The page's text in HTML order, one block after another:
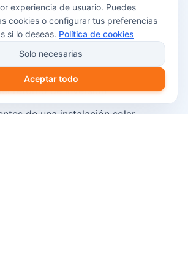
el autoconsumo
subvenciones disponibles en
retorno de inversión
de una instalación solar
experiencia de usuario. Puedes
cookies o configurar tus preferencias
si lo deseas. Política de cookies
Solo necesarias
Aceptar todo